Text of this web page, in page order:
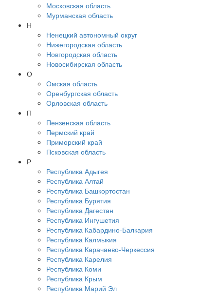
Московская область
Мурманская область
Н
Ненецкий автономный округ
Нижегородская область
Новгородская область
Новосибирская область
О
Омская область
Оренбургская область
Орловская область
П
Пензенская область
Пермский край
Приморский край
Псковская область
Р
Республика Адыгея
Республика Алтай
Республика Башкортостан
Республика Бурятия
Республика Дагестан
Республика Ингушетия
Республика Кабардино-Балкария
Республика Калмыкия
Республика Карачаево-Черкессия
Республика Карелия
Республика Коми
Республика Крым
Республика Марий Эл